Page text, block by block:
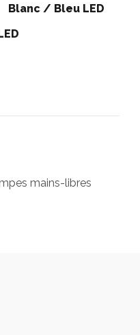
Blanc / Bleu LED
10 lumens
mains-libres